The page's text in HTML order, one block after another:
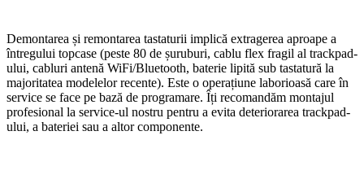
Demontarea și remontarea tastaturii implică extragerea aproape a
întregului topcase (peste 80 de șuruburi, cablu flex fragil al trackpad-
ului, cabluri antenă WiFi/Bluetooth, baterie lipită sub tastatură la
majoritatea modelelor recente). Este o operațiune laborioasă care în
service se face pe bază de programare. Îți recomandăm montajul
profesional la service-ul nostru pentru a evita deteriorarea trackpad-
ului, a bateriei sau a altor componente.